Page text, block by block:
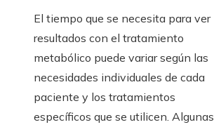
El tiempo que se necesita para ver
resultados con el tratamiento
metabólico puede variar según las
necesidades individuales de cada
paciente y los tratamientos
específicos que se utilicen. Algunas